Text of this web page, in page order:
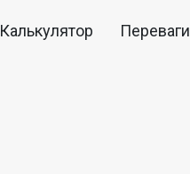
Калькулятор Переваги